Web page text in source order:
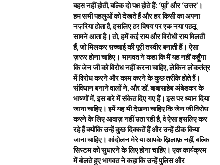
बहस नहीं होती, बल्कि दो पक्ष होते हैं: ‘पूर्व’ और ‘उत्तर’।
हम सभी पहलुओं को देखते हैं और हर किसी का अपना
नज़रिया होता है, इसलिए हर विषय पर एक नया पहलू
सामने आता है। तो, हमें कई राय और विरोधी राय मिलती
हैं, जो मिलकर सच्चाई की पूरी तस्वीर बनाती हैं। ऐसा
ज़रूर होना चाहिए। भागवत ने कहा कि मैं यह नहीं कहूँगा
कि जेन जी को विरोध नहीं करना चाहिए, लेकिन लोकतंत्र
में विरोध करने और काम करने के कुछ तरीके होते हैं।
संविधान बनाने वालों ने, और डॉ. बाबासाहेब अंबेडकर के
भाषणों में, इस बारे में संकेत दिए गए हैं। इस पर ध्यान दिया
जाना चाहिए। हमें यह भी देखना चाहिए कि जेन जी विरोध
करने के लिए आवाज़ नहीं उठा रही है, वे ऐसा इसलिए कर
रहे हैं क्योंकि उन्हें कुछ दिक्कतें हैं और उन्हें ठीक किया
जाना चाहिए। आंदोलन मेरे या आपके ख़िलाफ़ नहीं, बल्कि
सिस्टम को सुधारने के लिए होना चाहिए। एक कार्यक्रम
में बोलते हुए भागवत ने कहा कि उन्हें पुलिस और